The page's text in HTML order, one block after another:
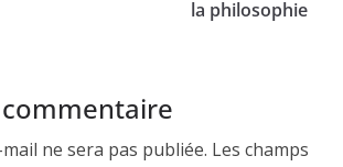
la philosophie
ne sera pas publiée. Les champs